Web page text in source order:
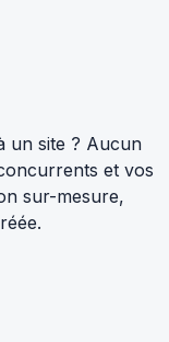
un site ? Aucun
et vos
sur-mesure,